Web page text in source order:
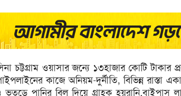
চট্টগ্রাম ওয়াসার জন্যে ১৩হাজার কোটি
কাজে অনিয়ম-দুর্নীতি, বিভিন্ন রাস্তা
পানির বিল দিয়ে গ্রাহক হয়রানি,বাইপাস